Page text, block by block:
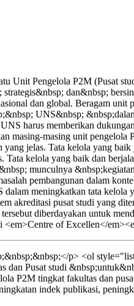
Unit Pengelola P2M (Pusat
dan&nbsp;
dan global. Beragam
UNS&nbsp;
harus memberikan
masing-masing unit
jelas. Tata kelola yang
kelola yang baik dan
munculnya
pembangunan dalam
meningkatkan tata kelola
akreditasi pusat studi yang
diberdayakan untuk
of Excellen</
p> <ol
Pusat studi
P2M tingkat fakultas dan
indek publikasi,